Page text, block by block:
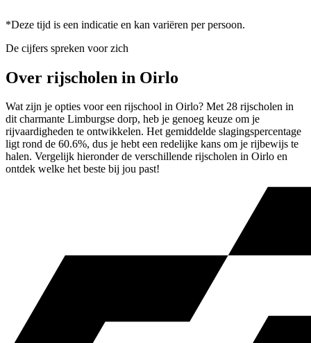
*Deze tijd is een indicatie en kan variëren per persoon.
De cijfers spreken voor zich
Over rijscholen in Oirlo
Wat zijn je opties voor een rijschool in Oirlo? Met 28 rijscholen in
dit charmante Limburgse dorp, heb je genoeg keuze om je
rijvaardigheden te ontwikkelen. Het gemiddelde slagingspercentage
ligt rond de 60.6%, dus je hebt een redelijke kans om je rijbewijs te
halen. Vergelijk hieronder de verschillende rijscholen in Oirlo en
ontdek welke het beste bij jou past!